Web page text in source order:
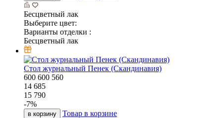
Бесцветный лак
Выберите цвет:
Варианты отделки :
Бесцветный лак
Стол журнальный Пенек (Скандинавия)
600 600 560
14 685
15 790
-7%
в корзину Товар в корзине